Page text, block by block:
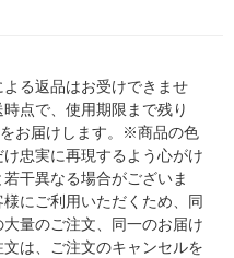
る返品はお受けできませ
点で、使用期限まで残り
お届けします。※商品の色
忠実に再現するよう心がけ
干異なる場合がございま
にご利用いただくため、同
量のご注文、同一のお届け
は、ご注文のキャンセルを